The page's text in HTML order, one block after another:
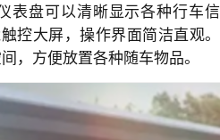
表盘可以清晰显示各种行车信
控大屏，操作界面简洁直观。
，方便放置各种随车物品。